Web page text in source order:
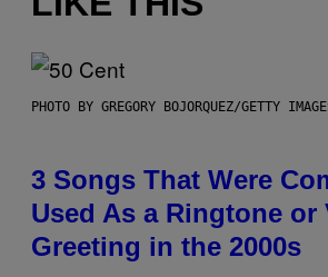
PHOTO BY GREGORY BOJORQUEZ/GETTY
3 Songs That Were
Used As a Ringtone or
Greeting in the 2000s